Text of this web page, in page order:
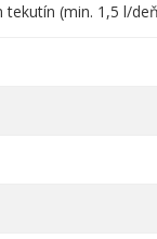
(min. 1,5 l/